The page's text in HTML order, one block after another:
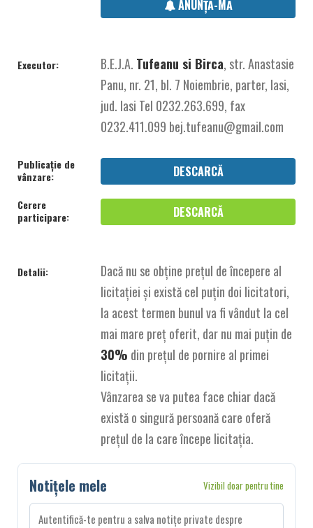
ANUNȚĂ-MĂ
Executor: B.E.J.A. Tufeanu si Birca, str. Anastasie
Panu, nr. 21, bl. 7 Noiembrie, parter, Iasi,
jud. Iasi Tel 0232.263.699, fax
0232.411.099 bej.tufeanu@gmail.com
Publicație de
vânzare:
DESCARCĂ
Cerere
participare:
DESCARCĂ
Detalii:
Dacă nu se obține prețul de începere al
licitației și există cel puțin doi licitatori,
la acest termen bunul va fi vândut la cel
mai mare preț oferit, dar nu mai puțin de
30% din prețul de pornire al primei
licitații.
Vânzarea se va putea face chiar dacă
există o singură persoană care oferă
prețul de la care începe licitația.
Notițele mele Vizibil doar pentru tine